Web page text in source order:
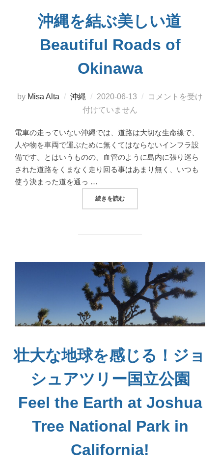
沖縄を結ぶ美しい道
Beautiful Roads of
Okinawa
by Misa Alta 沖縄
投
稿
2020-06-13
コメントを受け
付けていません
電車の走っていない沖縄では、道路は大切な生命線で、
人や物を車両で運ぶために無くてはならないインフラ設
備です。とはいうものの、血管のように島内に張り巡ら
された道路をくまなく走り回る事はあまり無く、いつも
使う決まった道を通っ …
続きを読む“沖縄を結ぶ美しい道 BEAUTIFUL
壮大な地球を感じる！ジョ
シュアツリー国立公園
Feel the Earth at Joshua
Tree National Park in
California!